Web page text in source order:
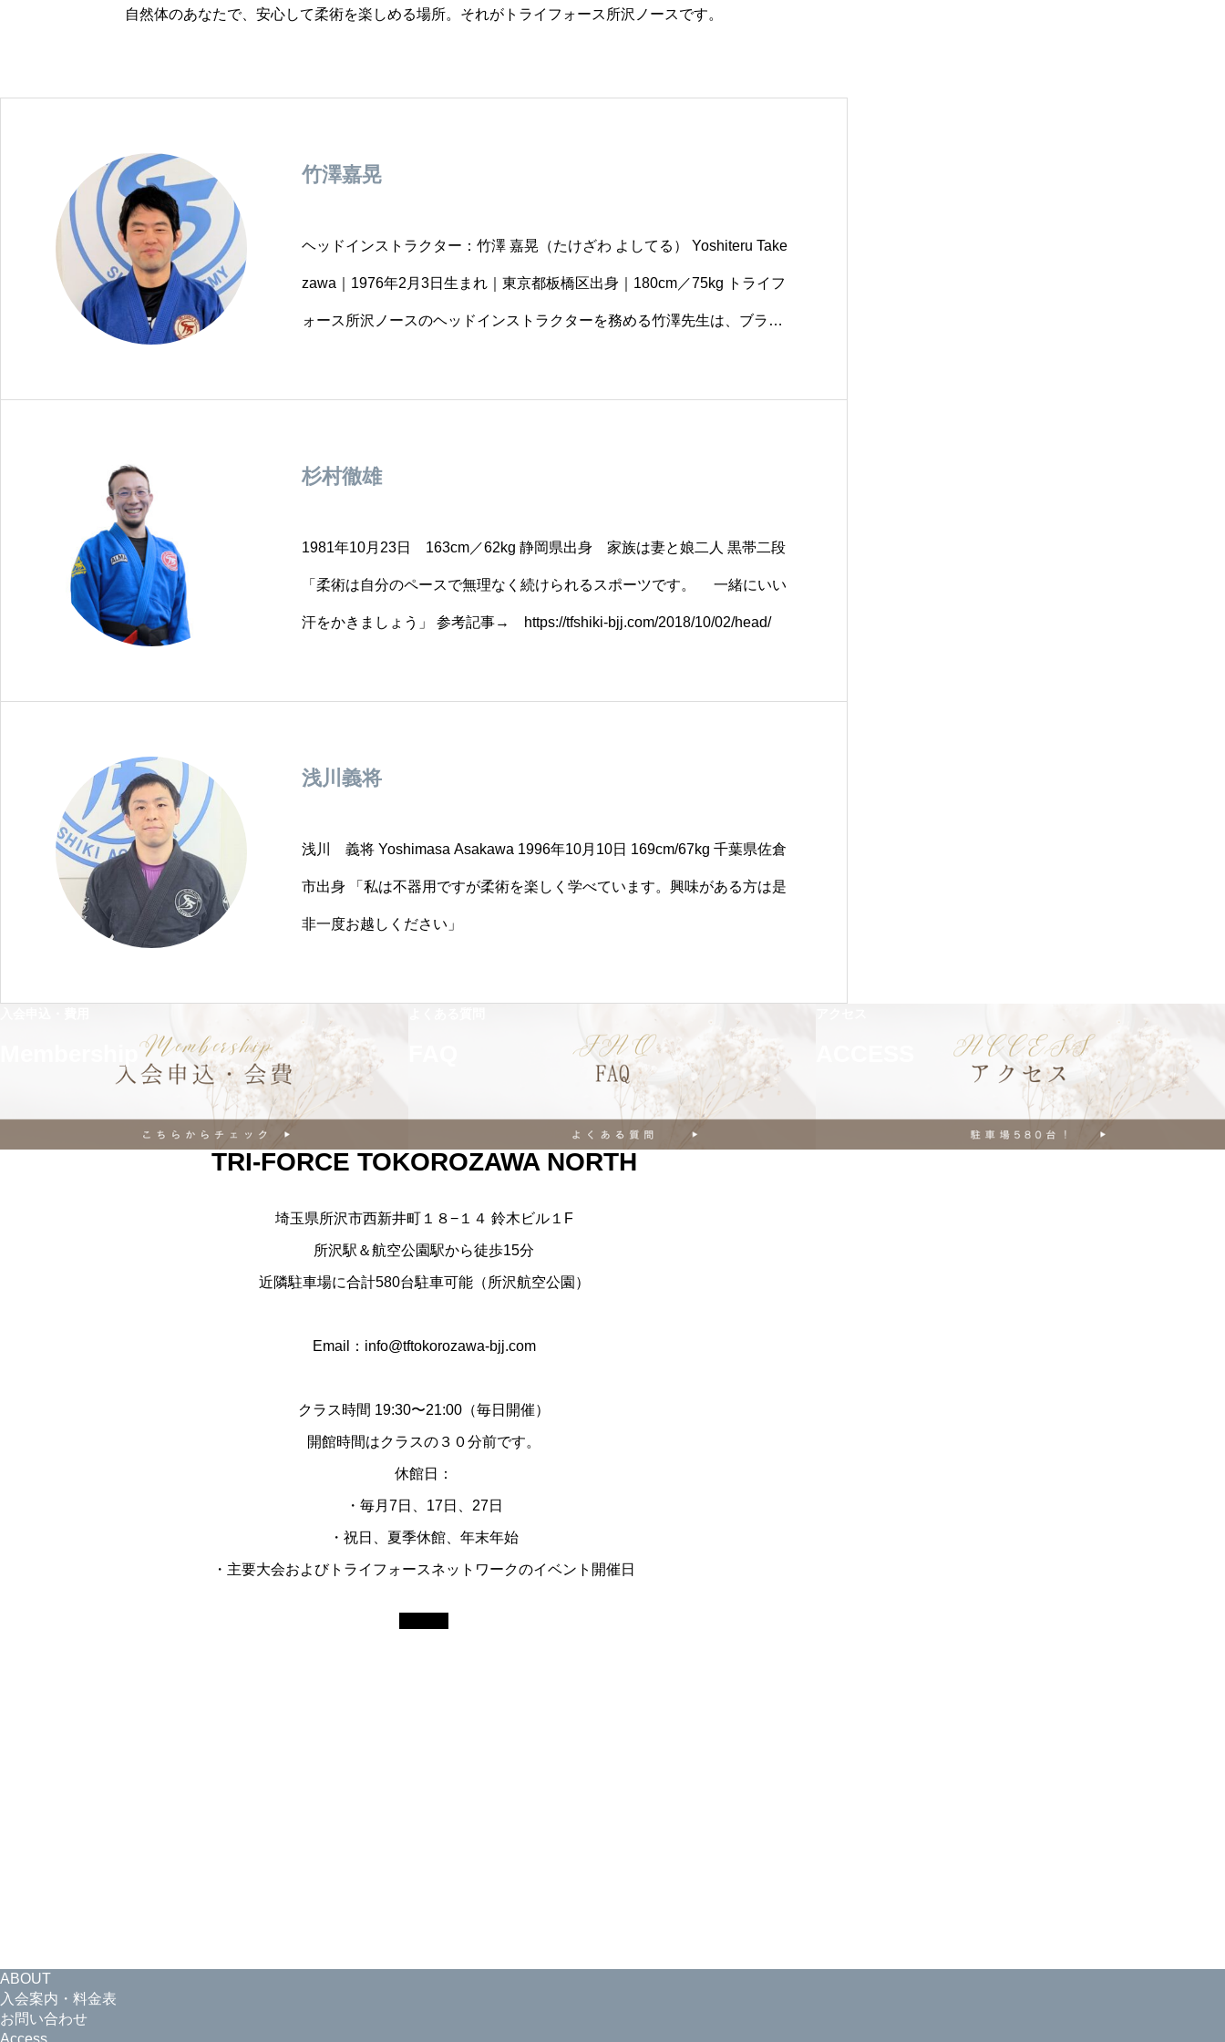
自然体のあなたで、安心して柔術を楽しめる場所。それがトライフォース所沢ノースです。
竹澤嘉晃
ヘッドインストラクター：竹澤 嘉晃（たけざわ よしてる） Yoshiteru Take
zawa｜1976年2月3日生まれ｜東京都板橋区出身｜180cm／75kg トライフ
ォース所沢ノースのヘッドインストラクターを務める竹澤先生は、ブラジ
フォース創始者・早川光由総代表の信頼を受け、トライフォース武蔵浦和
所沢ノースにおいてもヘッドインストラクターとして指導をいたします。
竹澤先生のクラスは、誰もがリラックスして楽しく学べる、温かく居心地
の良い空間です。穏やかで清潔感のある人柄、そしてどんな方にも分け隔
優しさに満ちたクラスです。柔術を通じて新しい自分と出会ってみません
しくやりましょう。お待ちしてます。」 トライフォース柔術を通じて新し
い自分と出会ってみませんか？
杉村徹雄
1981年10月23日 163cm／62kg 静岡県出身 家族は妻と娘二人 黒帯二段
「柔術は自分のペースで無理なく続けられるスポーツです。 一緒にいい
汗をかきましょう」 参考記事→ https://tfshiki-bjj.com/2018/10/02/head/
浅川義将
浅川 義将 Yoshimasa Asakawa 1996年10月10日 169cm/67kg 千葉県佐倉
市出身 「私は不器用ですが柔術を楽しく学べています。興味がある方は是
非一度お越しください」
TRI-FORCE TOKOROZAWA NORTH
埼玉県所沢市西新井町１８−１４ 鈴木ビル１F
所沢駅＆航空公園駅から徒歩15分
近隣駐車場に合計580台駐車可能（所沢航空公園）
Email：info@tftokorozawa-bjj.com
クラス時間 19:30〜21:00（毎日開催）
開館時間はクラスの３０分前です。
休館日：
・毎月7日、17日、27日
・祝日、夏季休館、年末年始
・主要大会およびトライフォースネットワークのイベント開催日
ABOUT
入会案内・料金表
お問い合わせ
Access